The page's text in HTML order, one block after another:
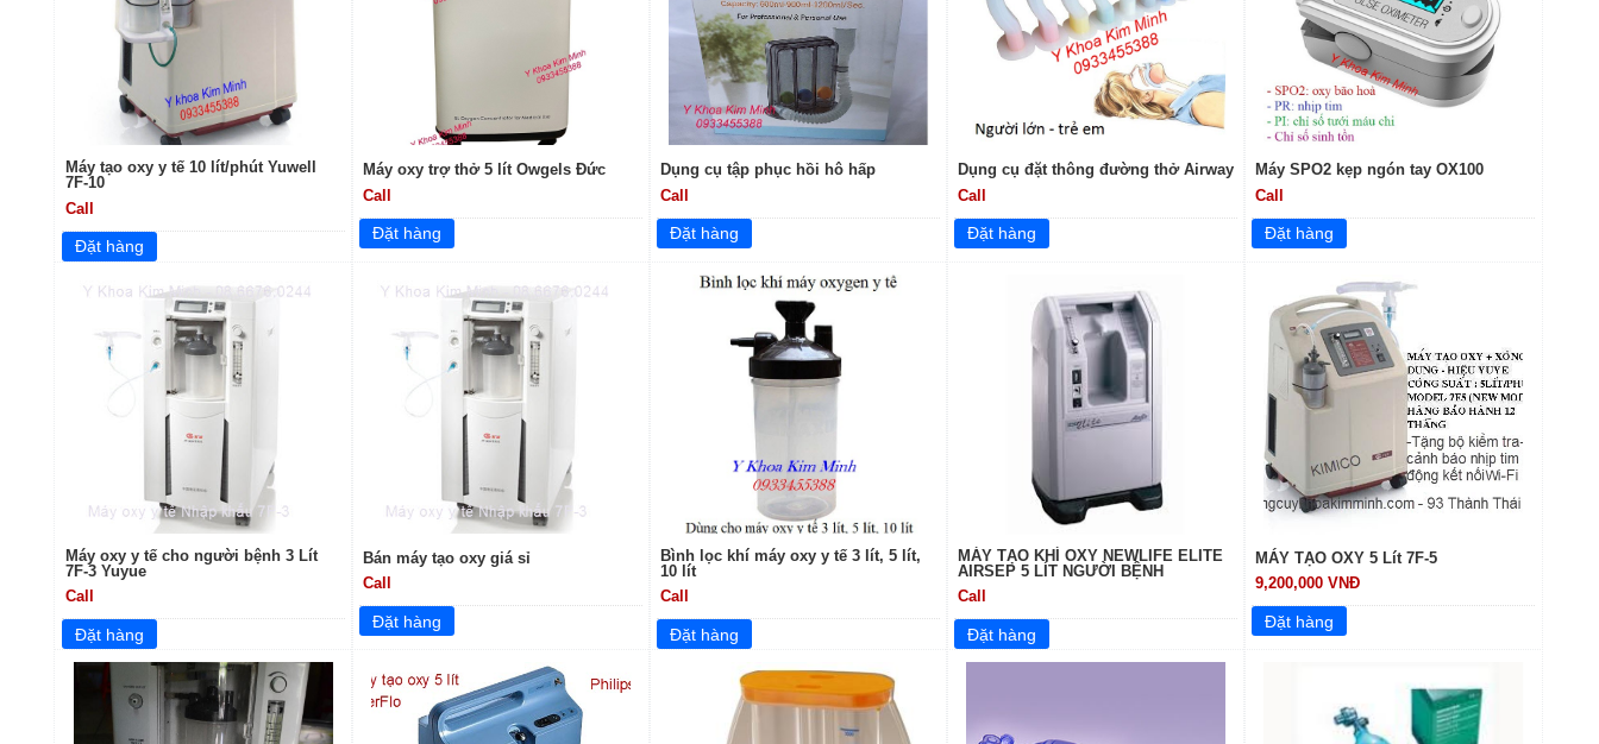
Máy tạo oxy y tế 10 lít/phút Yuwell
7F-10
Call
Máy oxy trợ thở 5 lít Owgels Đức
Call
Dụng cụ tập phục hồi hô hấp
Call
Dụng cụ đặt thông đường thở Airway
Call
Máy SPO2 kẹp ngón tay OX100
Call
Máy oxy y tế cho người bệnh 3 Lít
7F-3 Yuyue
Call
Bán máy tạo oxy giá sỉ
Call
Bình lọc khí máy oxy y tế 3 lít, 5 lít,
10 lít
Call
MÁY TẠO KHÍ OXY NEWLIFE ELITE
AIRSEP 5 LÍT NGƯỜI BỆNH
Call
MÁY TẠO OXY 5 Lít 7F-5
9,200,000 VNĐ